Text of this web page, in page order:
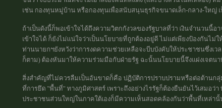
เช่น กองทุนหมู่บ้าน หรือกองทุนเพื่อสนับสนุนธุรกิจขนาดเล็ก-กลาง-ใหญ่
ถ้าเป็นดังนี้ก็พอเข้าใจได้ถึงความวิตกกังวลของรัฐบาลที่ว่า เงินจำนวนนี้
เข้าใจได้ ก็ยังไม่แน่ใจว่าเป็นนโยบายที่ถูกต้องอยู่ดี ไม่แต่เพียงป้องกันไ
ท่านนายกฯยังหวังว่าการงดความช่วยเหลือจะบีบบังคับให้ประชาชนซึ่งเ
ก็ตาม) ต้องหันมาให้ความร่วมมือกับฝ่ายรัฐ ฉะนั้นนโยบายนี้จึงแฝงเจต
สิ่งสำคัญที่ไม่ควรลืมเป็นอันขาดก็คือ ปฏิบัติการปราบปรามหรือต่อต้านก
ที่การยึด "พื้นที่" ทางภูมิศาสตร์ เพราะถึงอย่างไรรัฐก็ต้องยืนยันไว้เสมอ
ประชาชนส่วนใหญ่ในภาคใต้เองก็มีความเห็นสอดคล้องกันว่าพื้นที่เหล่านั้